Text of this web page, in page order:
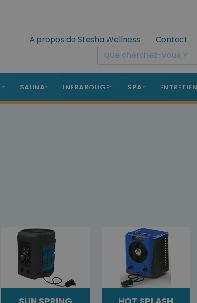
À propos de Stesha Wellness Contact
SAUNA INFRAROUGE SPA ENTRETIEN